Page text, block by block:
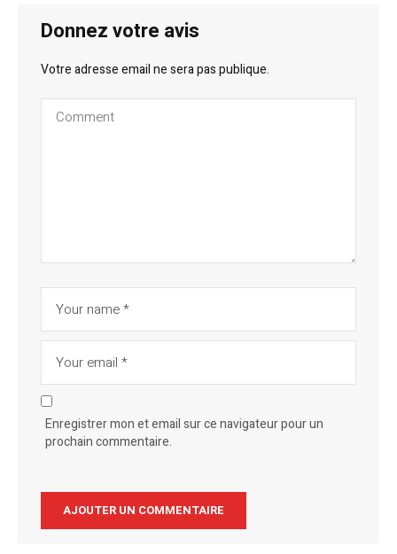
Donnez votre avis
Votre adresse email ne sera pas publique.
Enregistrer mon et email sur ce navigateur pour un
prochain commentaire.